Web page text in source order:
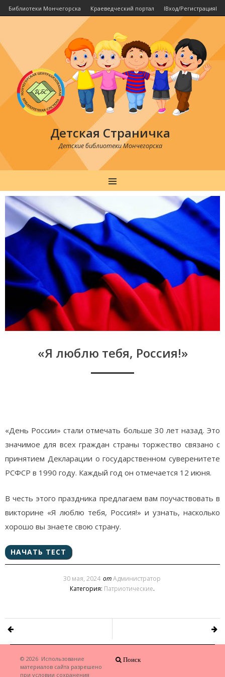
Библиотеки Мончегорска Краеведческий портал IВход/РегистрацияI
Детская Страничка
Детские библиотеки Мончегорска
MENU
«Я люблю тебя, Россия!»
«День России» стали отмечать больше 30 лет назад. Это
значимое для всех граждан страны торжество связано с
принятием Декларации о государственном суверенитете
РСФСР в 1990 году. Каждый год он отмечается 12 июня.
В честь этого праздника предлагаем вам поучаствовать в
викторине «Я люблю тебя, Россия!» и узнать, насколько
хорошо вы знаете свою страну.
30 мая, 2024 отАдминистратор
Категория: Патриотические.
Post
navigation
© 2026 Использование
материалов сайта разрешено
при условии сохранения
Поиск